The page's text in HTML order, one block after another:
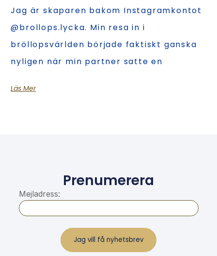
Jag är skaparen bakom Instagramkontot
@brollops.lycka. Min resa in i
bröllopsvärlden började faktiskt ganska
nyligen när min partner satte en
Läs Mer
Prenumerera
Mejladress: